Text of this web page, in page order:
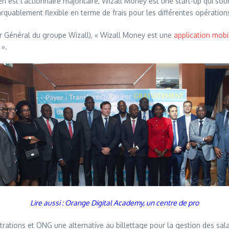
flexible en terme de frais pour les différentes
du groupe Wizall), « Wizall Money est une application
Lire aussi : Orange Digital Academy, un centre de pro
et ONG une alternative au billettage pour la gestion des